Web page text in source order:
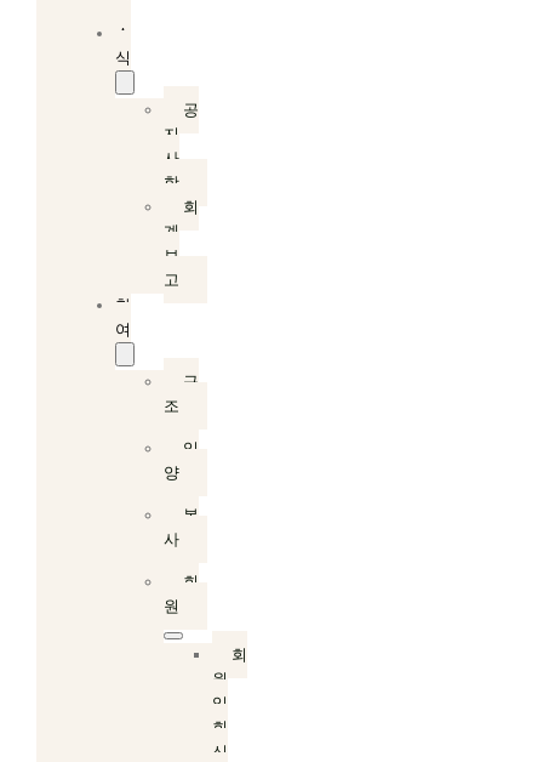
소
식
공
지
사
항
회
계
보
고
참
여
구
조
입
양
봉
사
회
원
회
원
입
회
신